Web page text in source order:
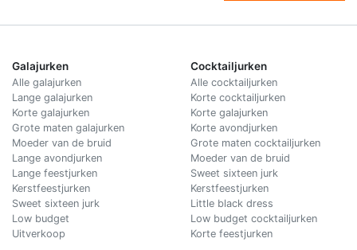
Galajurken
Alle galajurken
Lange galajurken
Korte galajurken
Grote maten galajurken
Moeder van de bruid
Lange avondjurken
Lange feestjurken
Kerstfeestjurken
Sweet sixteen jurk
Low budget
Uitverkoop
Cocktailjurken
Alle cocktailjurken
Korte cocktailjurken
Korte galajurken
Korte avondjurken
Grote maten cocktailjurken
Moeder van de bruid
Sweet sixteen jurk
Kerstfeestjurken
Little black dress
Low budget cocktailjurken
Korte feestjurken